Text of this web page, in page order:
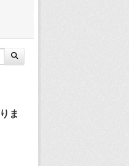
ま